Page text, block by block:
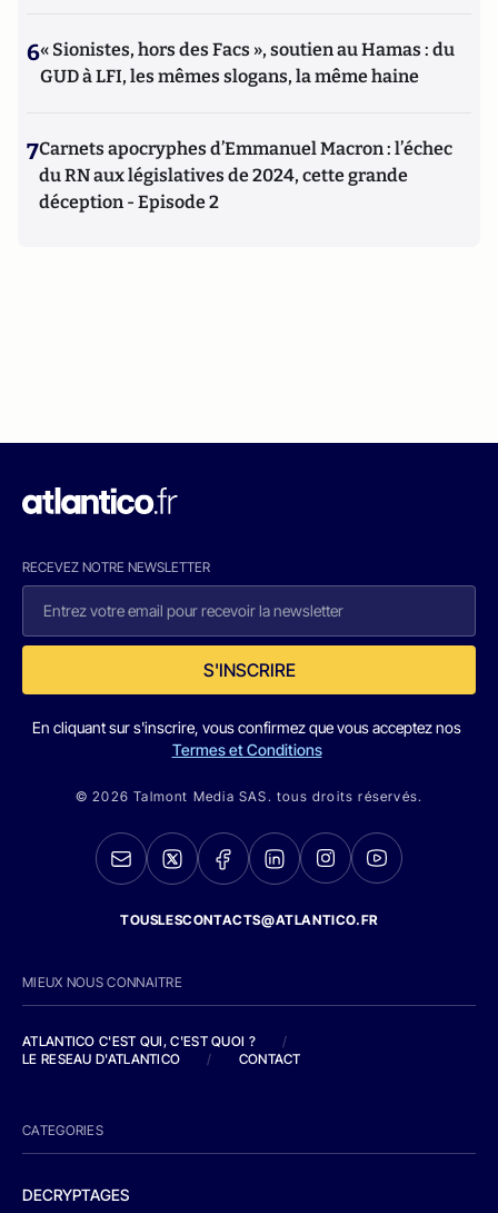
6« Sionistes, hors des Facs », soutien au Hamas : du
GUD à LFI, les mêmes slogans, la même haine
7Carnets apocryphes d’Emmanuel Macron : l’échec
du RN aux législatives de 2024, cette grande
déception - Episode 2
RECEVEZ NOTRE NEWSLETTER
S'INSCRIRE
En cliquant sur s'inscrire, vous confirmez que vous acceptez nos
Termes et Conditions
© 2026 Talmont Media SAS. tous droits réservés.
TOUSLESCONTACTS@ATLANTICO.FR
MIEUX NOUS CONNAITRE
ATLANTICO C'EST QUI, C'EST QUOI ?
/
LE RESEAU D'ATLANTICO
/ CONTACT
CATEGORIES
DECRYPTAGES